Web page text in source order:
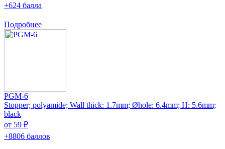
+624 балла
Подробнее
PGM-6
Stopper; polyamide; Wall thick: 1.7mm; Øhole: 6.4mm; H: 5.6mm;
black
от 59 ₽
+8806 баллов